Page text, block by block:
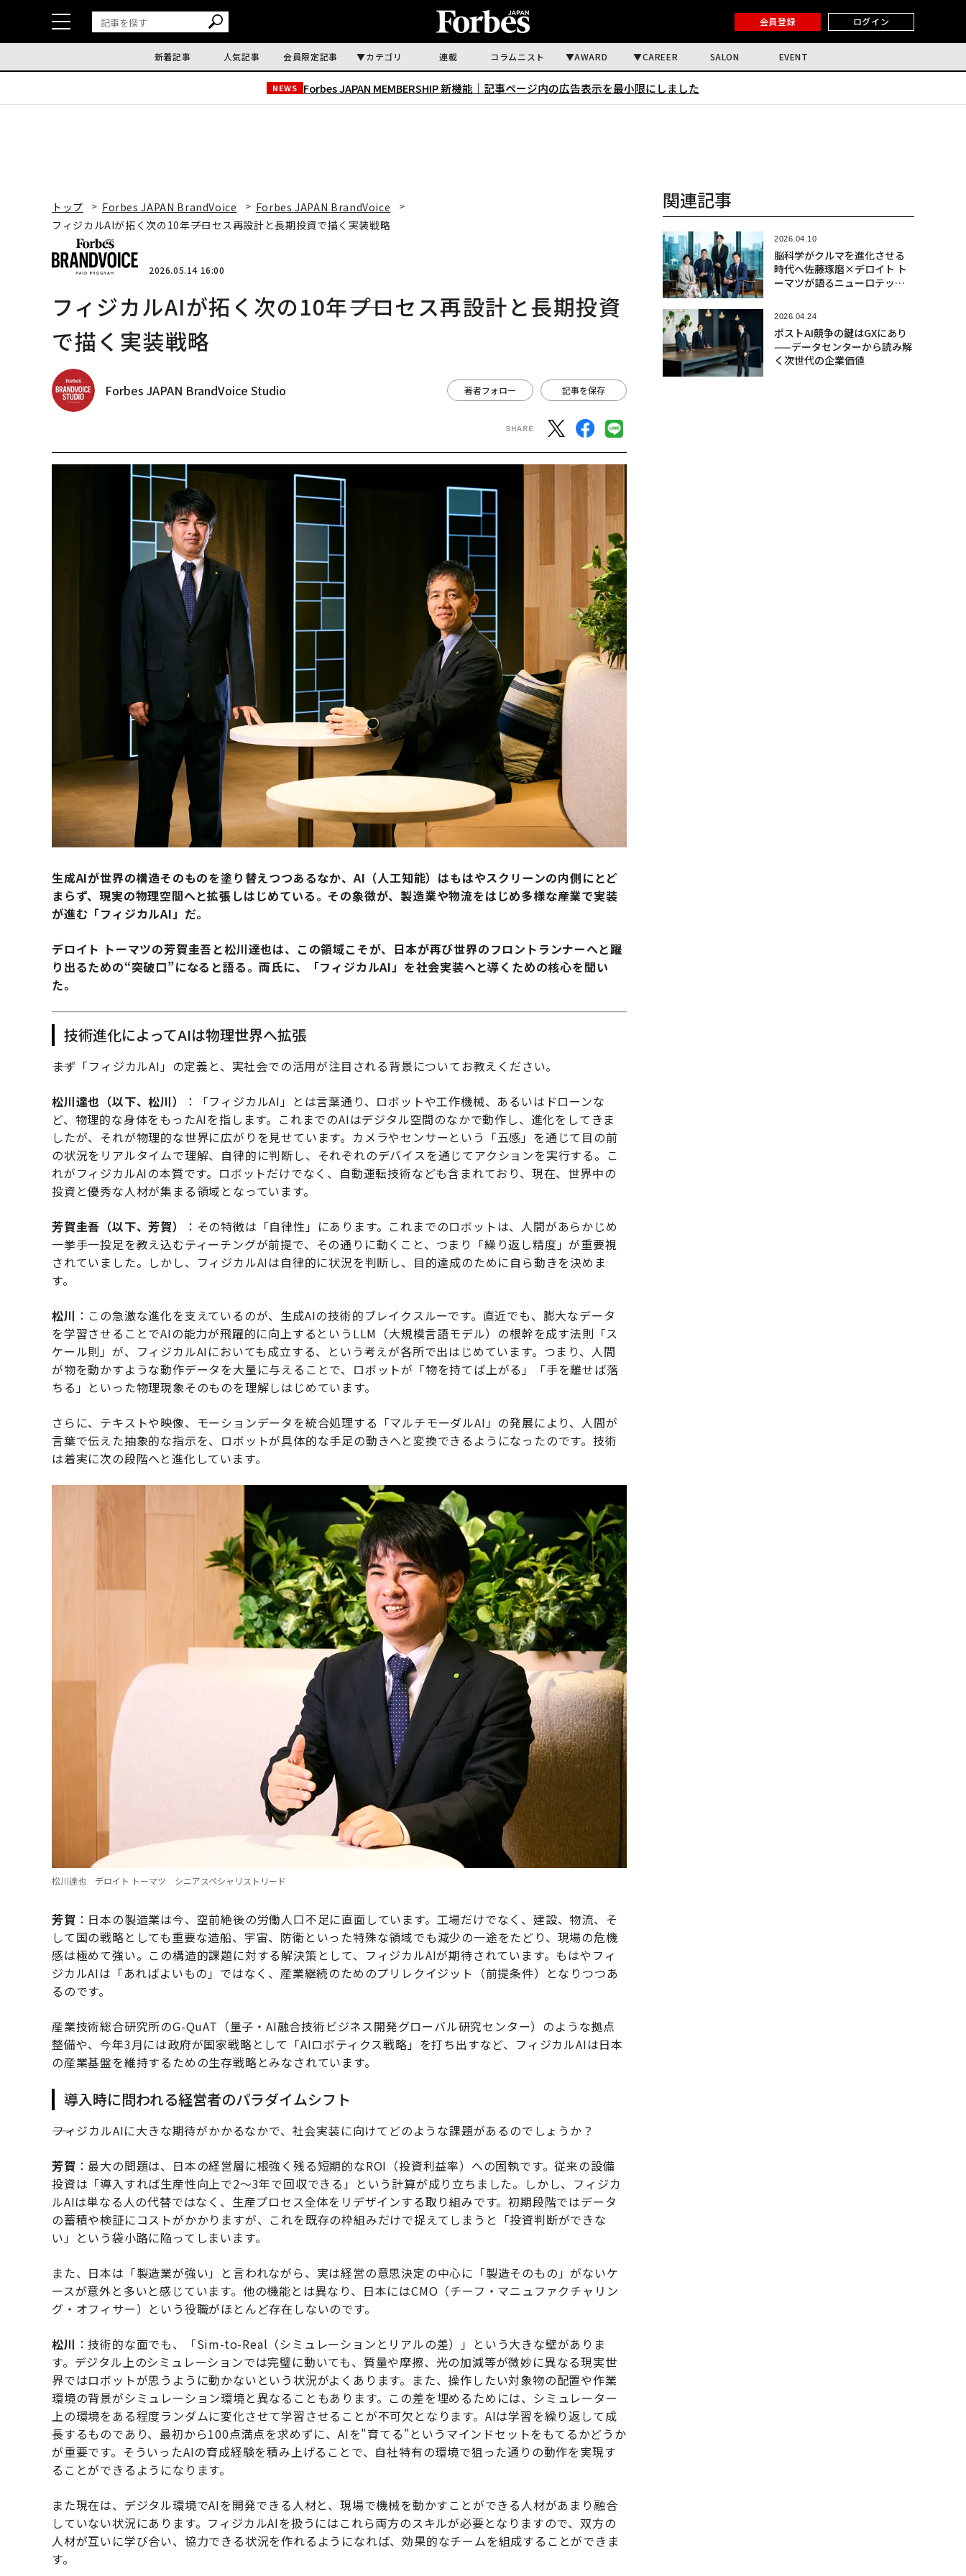
会員登録 ログイン
新着記事 人気記事 会員限定記事 カテゴリ 連載 コラムニスト AWARD CAREER SALON EVENT
NEWS Forbes JAPAN MEMBERSHIP 新機能｜ 記事ページ内の広告表示を最小限にしました
トップ Forbes JAPAN BrandVoice
Forbes JAPAN BrandVoice
フィジカルAIが拓く次の10年――プロセス再設計と長期投資で描く実装戦略
2026.05.14 16:00
フィジカルAIが拓く次の10年――プロセス再設計と長期投資
で描く実装戦略
Forbes JAPAN BrandVoice Studio 著者フォロー 記事を保存
生成AIが世界の構造そのものを塗り替えつつあるなか、AI（人工知能）はもはやスクリーンの内側にとど
まらず、現実の物理空間へと拡張しはじめている。その象徴が、製造業や物流をはじめ多様な産業で実装
が進む「フィジカルAI」だ。
デロイト トーマツの芳賀圭吾と松川達也は、この領域こそが、日本が再び世界のフロントランナーへと躍
り出るための“突破口”になると語る。両氏に、「フィジカルAI」を社会実装へと導くための核心を聞い
た。
技術進化によってAIは物理世界へ拡張
――まず「フィジカルAI」の定義と、実社会での活用が注目される背景についてお教えください。
松川達也（以下、松川）
：「フィジカルAI」とは言葉通り、ロボットや工作機械、あるいはドローンな
ど、物理的な身体をもったAIを指します。これまでのAIはデジタル空間のなかで動作し、進化をしてきま
したが、それが物理的な世界に広がりを見せています。カメラやセンサーという「五感」を通じて目の前
の状況をリアルタイムで理解、自律的に判断し、それぞれのデバイスを通じてアクションを実行する。こ
れがフィジカルAIの本質です。ロボットだけでなく、自動運転技術なども含まれており、現在、世界中の
投資と優秀な人材が集まる領域となっています。
芳賀圭吾（以下、芳賀）
：その特徴は「自律性」にあります。これまでのロボットは、人間があらかじめ
一挙手一投足を教え込むティーチングが前提で、その通りに動くこと、つまり「繰り返し精度」が重要視
されていました。しかし、フィジカルAIは自律的に状況を判断し、目的達成のために自ら動きを決めま
す。
松川 ：この急激な進化を支えているのが、生成AIの技術的ブレイクスルーです。直近でも、膨大なデータ
を学習させることでAIの能力が飛躍的に向上するというLLM（大規模言語モデル）の根幹を成す法則「ス
ケール則」が、フィジカルAIにおいても成立する、という考えが各所で出はじめています。つまり、人間
が物を動かすような動作データを大量に与えることで、ロボットが「物を持てば上がる」「手を離せば落
ちる」といった物理現象そのものを理解しはじめています。
さらに、テキストや映像、モーションデータを統合処理する「マルチモーダルAI」の発展により、人間が
言葉で伝えた抽象的な指示を、ロボットが具体的な手足の動きへと変換できるようになったのです。技術
は着実に次の段階へと進化しています。
松川達也 デロイト トーマツ シニアスペシャリストリード
芳賀 ：日本の製造業は今、空前絶後の労働人口不足に直面しています。工場だけでなく、建設、物流、そ
して国の戦略としても重要な造船、宇宙、防衛といった特殊な領域でも減少の一途をたどり、現場の危機
感は極めて強い。この構造的課題に対する解決策として、フィジカルAIが期待されています。もはやフィ
ジカルAIは「あればよいもの」ではなく、産業継続のためのプリレクイジット（前提条件）となりつつあ
るのです。
産業技術総合研究所のG-QuAT（量子・AI融合技術ビジネス開発グローバル研究センター）のような拠点
整備や、今年3月には政府が国家戦略として「AIロボティクス戦略」を打ち出すなど、フィジカルAIは日本
の産業基盤を維持するための生存戦略とみなされています。
導入時に問われる経営者のパラダイムシフト
――フィジカルAIに大きな期待がかかるなかで、社会実装に向けてどのような課題があるのでしょうか？
芳賀 ：最大の問題は、日本の経営層に根強く残る短期的なROI（投資利益率）への固執です。従来の設備
投資は「導入すれば生産性向上で2〜3年で回収できる」という計算が成り立ちました。しかし、フィジカ
ルAIは単なる人の代替ではなく、生産プロセス全体をリデザインする取り組みです。初期段階ではデータ
の蓄積や検証にコストがかかりますが、これを既存の枠組みだけで捉えてしまうと「投資判断ができな
い」という袋小路に陥ってしまいます。
また、日本は「製造業が強い」と言われながら、実は経営の意思決定の中心に「製造そのもの」がないケ
ースが意外と多いと感じています。他の機能とは異なり、日本にはCMO（チーフ・マニュファクチャリン
グ・オフィサー）という役職がほとんど存在しないのです。
松川 ：技術的な面でも、「Sim-to-Real（シミュレーションとリアルの差）」という大きな壁がありま
す。デジタル上のシミュレーションでは完璧に動いても、質量や摩擦、光の加減等が微妙に異なる現実世
界ではロボットが思うように動かないという状況がよくあります。また、操作したい対象物の配置や作業
環境の背景がシミュレーション環境と異なることもあります。この差を埋めるためには、シミュレーター
上の環境をある程度ランダムに変化させて学習させることが不可欠となります。AIは学習を繰り返して成
長するものであり、最初から100点満点を求めずに、AIを"育てる"というマインドセットをもてるかどうか
が重要です。そういったAIの育成経験を積み上げることで、自社特有の環境で狙った通りの動作を実現す
ることができるようになります。
また現在は、デジタル環境でAIを開発できる人材と、現場で機械を動かすことができる人材があまり融合
していない状況にあります。フィジカルAIを扱うにはこれら両方のスキルが必要となりますので、双方の
人材が互いに学び合い、協力できる状況を作れるようになれば、効果的なチームを組成することができま
す。
関連記事
2026.04.10
脳科学がクルマを進化させる
時代へ――佐藤琢磨×デロイト ト
ーマツが語るニューロテック
2026.04.24
ポストAI競争の鍵はGXにあり
——データセンターから読み解
く次世代の企業価値